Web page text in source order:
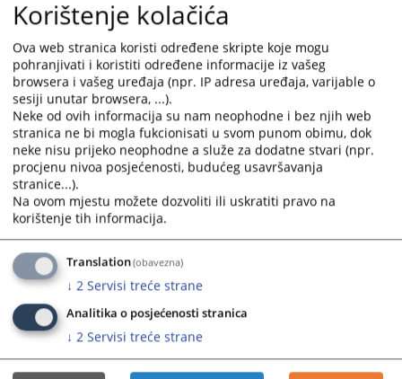
Nedozvoljena trgovina iz člana 271. stav 1. Krivičnog zakona
Republike Srpske.
27.07.2026.
Objavljena presuda u predmetu 84 0 K
078964 25 K
Kod Osnovnog suda u Derventi u predmetu broj 84 0 K
078964 25 K objavljena je Presuda dana 03.07.2026. godine
protiv M.V., optužena zbog krivičnog djela prevare iz člana
230. stav 1 Krivičnog zakonika Republike Srpske.
22.07.2026.
Objavljena presuda u predmetu 84 0 K
Kod Osnovnog suda u Derventi u predmetu broj 84 0 K
Korištenje kolačića
Ova web stranica koristi određene skripte koje mogu
pohranjivati i koristiti određene informacije iz vašeg
browsera i vašeg uređaja (npr. IP adresa uređaja, varijable o
sesiji unutar browsera, ...).
Neke od ovih informacija su nam neophodne i bez njih web
stranica ne bi mogla fukcionisati u svom punom obimu, dok
neke nisu prijeko neophodne a služe za dodatne stvari (npr.
procjenu nivoa posjećenosti, budućeg usavršavanja
stranice...).
Na ovom mjestu možete dozvoliti ili uskratiti pravo na
korištenje tih informacija.
Translation(obavezna)
↓ 2 Servisi treće strane
Analitika o posjećenosti stranica
↓ 2 Servisi treće strane